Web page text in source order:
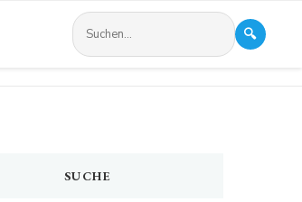
🔍
SUCHE